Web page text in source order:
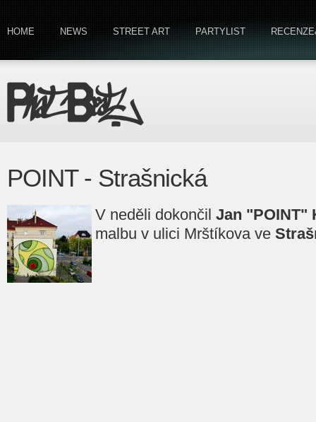
HOME NEWS STREET ART PARTYLIST
POINT - Strašnická
V neděli dokončil Jan "POINT"
malbu v ulici Mrštíkova ve